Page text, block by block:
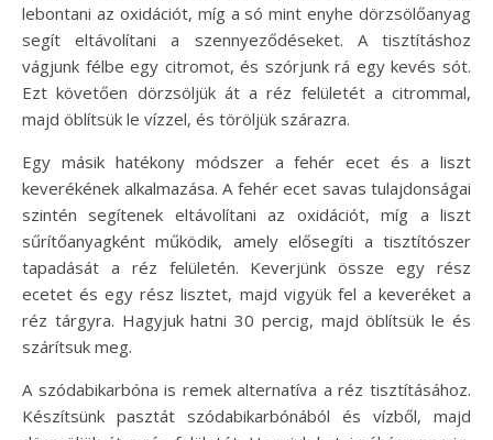
lebontani az oxidációt, míg a só mint enyhe dörzsölőanyag
segít eltávolítani a szennyeződéseket. A tisztításhoz
vágjunk félbe egy citromot, és szórjunk rá egy kevés sót.
Ezt követően dörzsöljük át a réz felületét a citrommal,
majd öblítsük le vízzel, és töröljük szárazra.
Egy másik hatékony módszer a fehér ecet és a liszt
keverékének alkalmazása. A fehér ecet savas tulajdonságai
szintén segítenek eltávolítani az oxidációt, míg a liszt
sűrítőanyagként működik, amely elősegíti a tisztítószer
tapadását a réz felületén. Keverjünk össze egy rész
ecetet és egy rész lisztet, majd vigyük fel a keveréket a
réz tárgyra. Hagyjuk hatni 30 percig, majd öblítsük le és
szárítsuk meg.
A szódabikarbóna is remek alternatíva a réz tisztításához.
Készítsünk pasztát szódabikarbónából és vízből, majd